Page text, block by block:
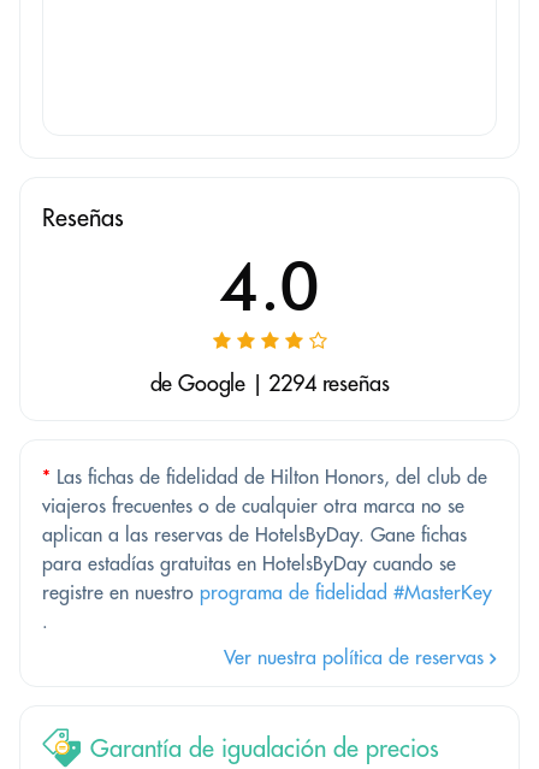
Reseñas
4.0
de Google | 2294 reseñas
* Las fichas de fidelidad de Hilton Honors, del club de
viajeros frecuentes o de cualquier otra marca no se
aplican a las reservas de HotelsByDay. Gane fichas
para estadías gratuitas en HotelsByDay cuando se
registre en nuestro programa de fidelidad #MasterKey
.
Ver nuestra política de reservas
Garantía de igualación de precios